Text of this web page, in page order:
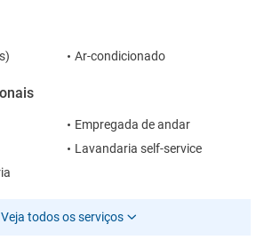
Ar-condicionado
Empregada de andar
Lavandaria self-service
Veja todos os serviços